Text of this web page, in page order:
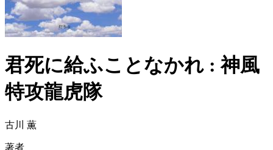
君死に給ふことなかれ : 神風
特攻龍虎隊
古川 薫
著者